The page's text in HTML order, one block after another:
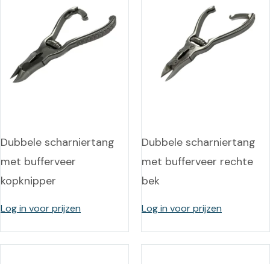
Dubbele scharniertang
met bufferveer
kopknipper
Log in voor prijzen
Dubbele scharniertang
met bufferveer rechte
bek
Log in voor prijzen